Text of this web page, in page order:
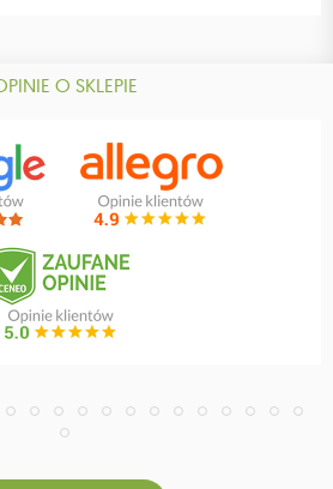
O SKLEPIE